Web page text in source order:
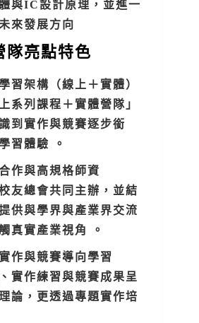
與IC設計原理，並進一
來發展方向
亮點特色
習架構（線上＋實體）
系列課程＋實體營隊」
到實作與競賽逐步銜
習體驗 。
作與高規格師資
友總會共同主辦，並結
供與學界與產業界交流
真實產業視角 。
作與競賽導向學習
實作練習與競賽成果呈
論，更透過專題實作培